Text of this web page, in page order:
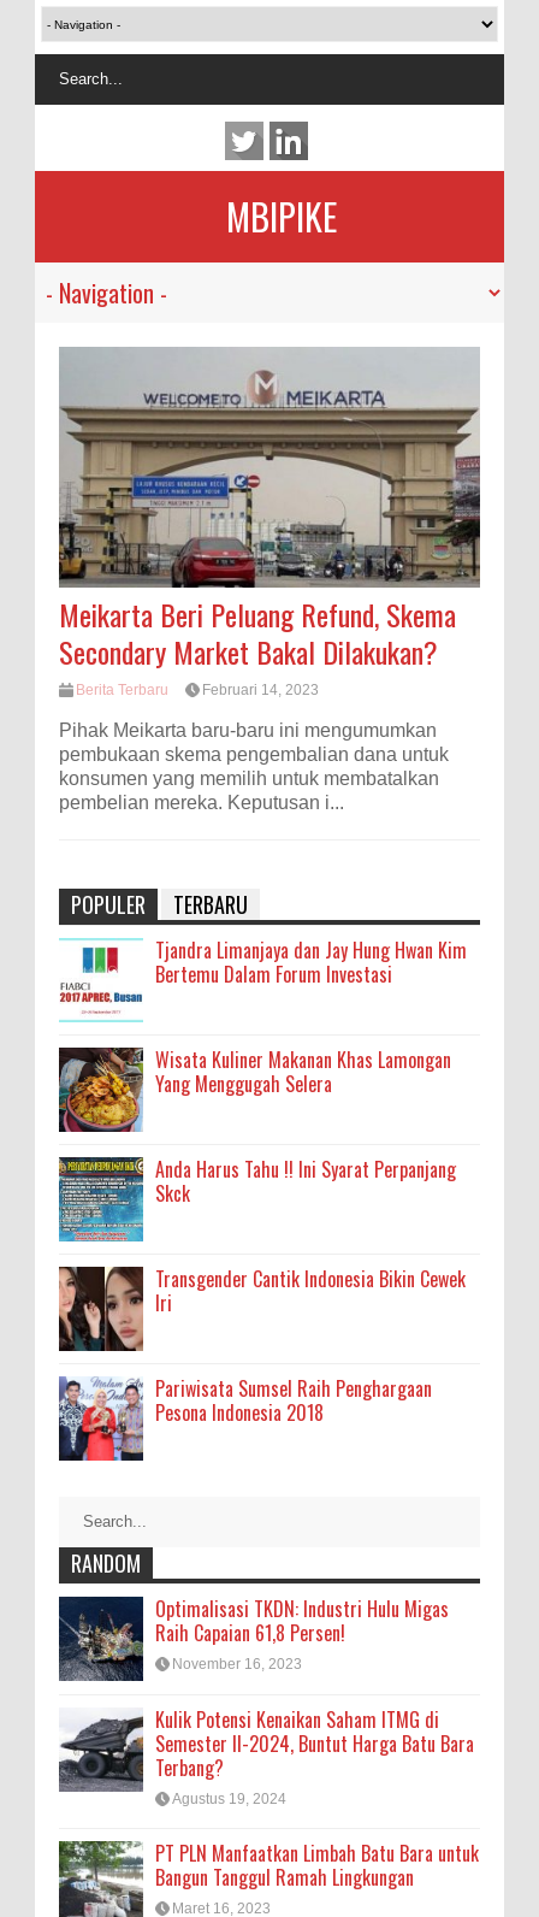
MBIPIKE
Meikarta Beri Peluang Refund, Skema
Secondary Market Bakal Dilakukan?
Berita Terbaru Februari 14, 2023
Pihak Meikarta baru-baru ini mengumumkan
pembukaan skema pengembalian dana untuk
konsumen yang memilih untuk membatalkan
pembelian mereka. Keputusan i...
POPULER TERBARU
Tjandra Limanjaya dan Jay Hung Hwan Kim
Bertemu Dalam Forum Investasi
Wisata Kuliner Makanan Khas Lamongan
Yang Menggugah Selera
Anda Harus Tahu !! Ini Syarat Perpanjang
Skck
Transgender Cantik Indonesia Bikin Cewek
Iri
Pariwisata Sumsel Raih Penghargaan
Pesona Indonesia 2018
RANDOM
Optimalisasi TKDN: Industri Hulu Migas
Raih Capaian 61,8 Persen!
November 16, 2023
Kulik Potensi Kenaikan Saham ITMG di
Semester II-2024, Buntut Harga Batu Bara
Terbang?
Agustus 19, 2024
PT PLN Manfaatkan Limbah Batu Bara untuk
Bangun Tanggul Ramah Lingkungan
Maret 16, 2023